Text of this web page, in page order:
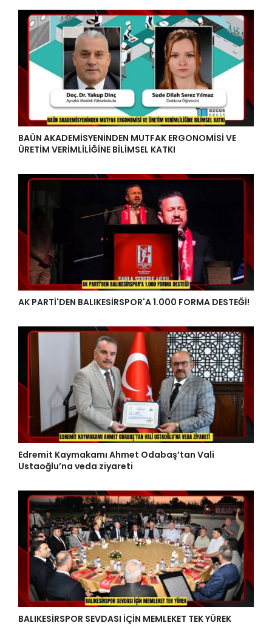
BAÜN AKADEMİSYENİNDEN MUTFAK ERGONOMİSİ VE
ÜRETİM VERİMLİLİĞİNE BİLİMSEL KATKI
AK PARTİ'DEN BALIKESİRSPOR'A 1.000 FORMA DESTEĞİ!
Edremit Kaymakamı Ahmet Odabaş’tan Vali
Ustaoğlu’na veda ziyareti
BALIKESİRSPOR SEVDASI İÇİN MEMLEKET TEK YÜREK